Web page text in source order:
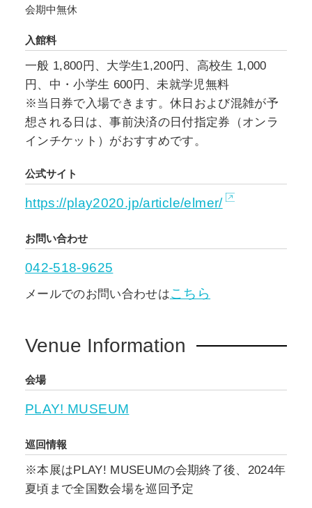
会期中無休
入館料
一般 1,800円、大学生1,200円、高校生 1,000
円、中・小学生 600円、未就学児無料
※当日券で入場できます。休日および混雑が予
想される日は、事前決済の日付指定券（オンラ
インチケット）がおすすめです。
公式サイト
https://play2020.jp/article/elmer/
お問い合わせ
042-518-9625
メールでのお問い合わせはこちら
Venue Information
会場
PLAY! MUSEUM
巡回情報
※本展はPLAY! MUSEUMの会期終了後、2024年
夏頃まで全国数会場を巡回予定